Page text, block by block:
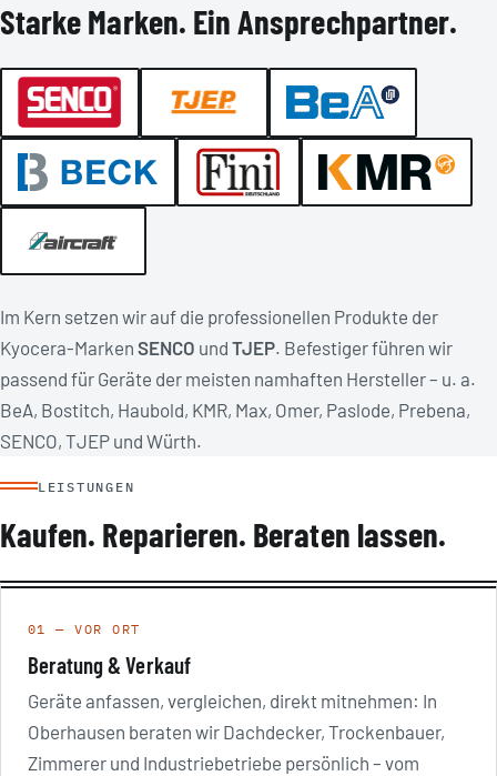
Starke Marken. Ein Ansprechpartner.
Im Kern setzen wir auf die professionellen Produkte der
Kyocera-Marken SENCO und TJEP. Befestiger führen wir
passend für Geräte der meisten namhaften Hersteller – u. a.
BeA, Bostitch, Haubold, KMR, Max, Omer, Paslode, Prebena,
SENCO, TJEP und Würth.
LEISTUNGEN
Kaufen. Reparieren. Beraten lassen.
01 — VOR ORT
Beratung & Verkauf
Geräte anfassen, vergleichen, direkt mitnehmen: In
Oberhausen beraten wir Dachdecker, Trockenbauer,
Zimmerer und Industriebetriebe persönlich – vom